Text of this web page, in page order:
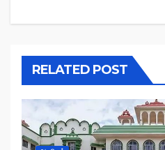
RELATED POST